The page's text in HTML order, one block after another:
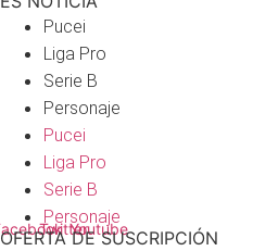
Ir
contenido
Pucei
Liga Pro
Serie B
Personaje
Pucei
Liga Pro
Serie B
Personaje
TwitterYoutube
OFERTA DE SUSCRIPCIÓN